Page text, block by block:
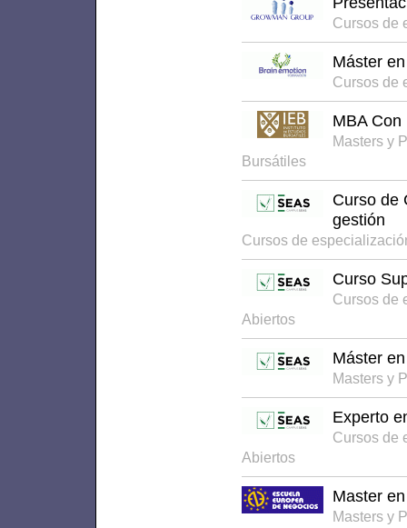
Cursos de
Máster
Cursos de
MBA
Masters y
Bursátiles
Curso de
gestión
Cursos de
Curso
Cursos de
Abiertos
Máster
Masters y
Experto
Cursos de
Abiertos
Master
Masters y